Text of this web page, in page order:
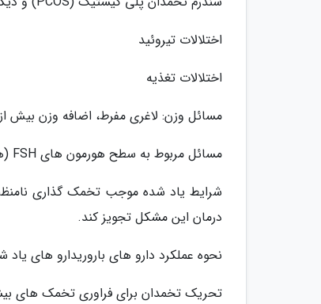
اختلالات تیروئید
اختلالات تغذیه
مسائل وزن: لاغری مفرط، اضافه وزن بیش
مسائل مربوط به سطح هورمون های FSH (هورمون تحریک نماینده فولیکول) و LH (هورمون لووتیونی) در بدن
شرایط یاد شده موجب تخمک گذاری
درمان این مشکل تجویز کند.
نحوه عملکرد دارو های باروریدارو های
تحریک تخمدان برای فراوری تخمک های